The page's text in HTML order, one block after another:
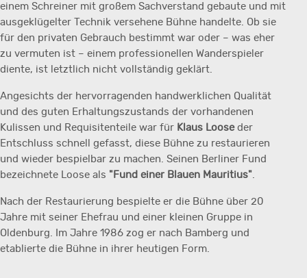
einem Schreiner mit großem Sachverstand gebaute und mit
ausgeklügelter Technik versehene Bühne handelte. Ob sie
für den privaten Gebrauch bestimmt war oder – was eher
zu vermuten ist – einem professionellen Wanderspieler
diente, ist letztlich nicht vollständig geklärt.
Angesichts der hervorragenden handwerklichen Qualität
und des guten Erhaltungszustands der vorhandenen
Kulissen und Requisitenteile war für Klaus Looseder
Entschluss schnell gefasst, diese Bühne zu restaurieren
und wieder bespielbar zu machen. Seinen Berliner Fund
bezeichnete Loose als "Fund einer Blauen Mauritius"
Nach der Restaurierung bespielte er die Bühne über 20
Jahre mit seiner Ehefrau und einer kleinen Gruppe in
Oldenburg. Im Jahre 1986 zog er nach Bamberg und
etablierte die Bühne in ihrer heutigen Form.